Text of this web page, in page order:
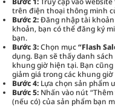
trên điện thoại thông minh
Bước 2:Đăng nhập tài khoản
khoản, bạn có thể đăng ký
bạn.
Bước 3:Chọn mục“Flash
dụng. Bạn sẽ thấy danh
khung giờ hiện tại. Bạn
giảm giá trong các khung
Bước 4: Lựa chọn sản phẩm
Bước 5: Nhấn vào nút
(nếu có) của sản phẩm bạn